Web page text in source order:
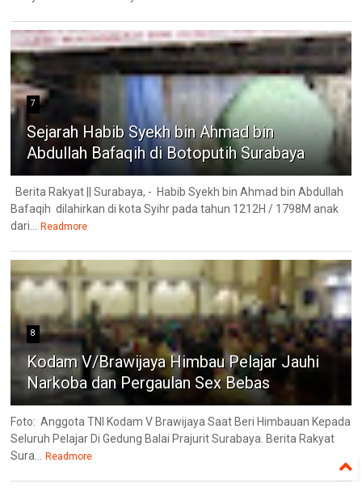
7
Sejarah Habib Syekh bin Ahmad bin
Abdullah Bafaqih di Botoputih Surabaya
Berita Rakyat || Surabaya, - Habib Syekh bin Ahmad bin Abdullah
Bafaqih dilahirkan di kota Syihr pada tahun 1212H / 1798M anak
dari... Readmore
8
Kodam V/Brawijaya Himbau Pelajar Jauhi
Narkoba dan Pergaulan Sex Bebas
Foto: Anggota TNI Kodam V Brawijaya Saat Beri Himbauan Kepada
Seluruh Pelajar Di Gedung Balai Prajurit Surabaya. Berita Rakyat
Sura... Readmore